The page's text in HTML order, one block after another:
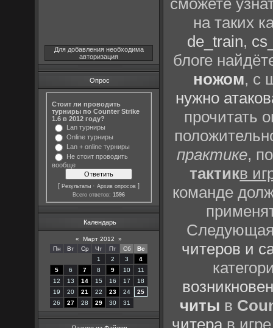
Для добавления необходима
авторизация
Опрос
Стоит ли проводить
турниры по Counter Strike
1.6 в 2012 году?
Lan турниры
Online турниры
Lan + online турниры
Не стоит проводить
вообще
[Результаты ·Архив опросов ]
Всего ответов:1596
Календарь
« Март 2012
»
Пн
Вт Ср Чт Пт Сб
Вс
1
2 3
4
5
6 7 8 9 10
11
12
13 14 15 16 17
18
19
20 21 22 23 24
25
26
27 28 29 30 31
сможете
на таких
de_train,
блоге
ножом, с
нужно
прочитать
практике,
тактикв
команде
Следующая
читеров и
читы в